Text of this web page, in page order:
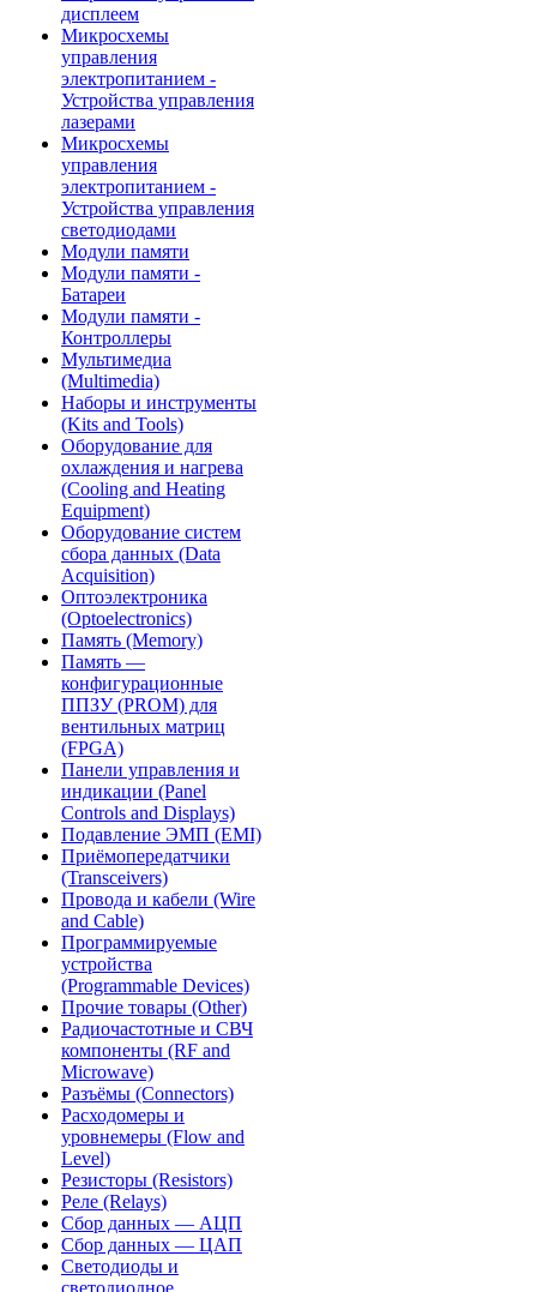
дисплеем
Микросхемы
управления
электропитанием -
Устройства управления
лазерами
Микросхемы
управления
электропитанием -
Устройства управления
светодиодами
Модули памяти
Модули памяти -
Батареи
Модули памяти -
Контроллеры
Мультимедиа
(Multimedia)
Наборы и инструменты
(Kits and Tools)
Оборудование для
охлаждения и нагрева
(Cooling and Heating
Equipment)
Оборудование систем
сбора данных (Data
Acquisition)
Оптоэлектроника
(Optoelectronics)
Память (Memory)
Память —
конфигурационные
ППЗУ (PROM) для
вентильных матриц
(FPGA)
Панели управления и
индикации (Panel
Controls and Displays)
Подавление ЭМП (EMI)
Приёмопередатчики
(Transceivers)
Провода и кабели (Wire
and Cable)
Программируемые
устройства
(Programmable Devices)
Прочие товары (Other)
Радиочастотные и СВЧ
компоненты (RF and
Microwave)
Разъёмы (Connectors)
Расходомеры и
уровнемеры (Flow and
Level)
Резисторы (Resistors)
Реле (Relays)
Сбор данных — АЦП
Сбор данных — ЦАП
Светодиоды и
светодиодное